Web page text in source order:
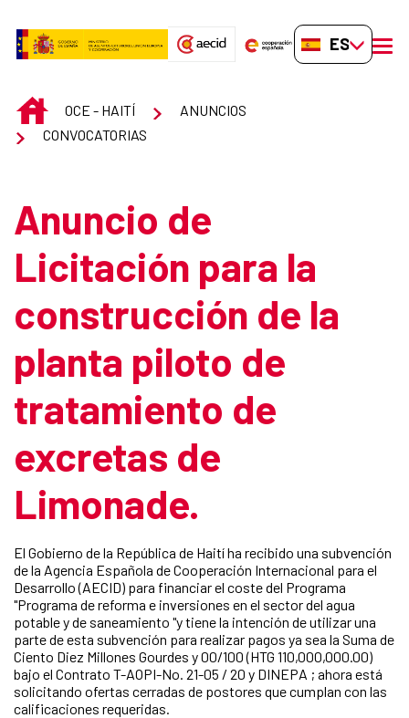
ES-ES
INICIOOCE - HAITÍ
ANUNCIOS
CONVOCATORIAS
Anuncio de
Licitación para la
construcción de la
planta piloto de
tratamiento de
excretas de
Limonade.
El Gobierno de la República de Haití ha recibido una subvención
de la Agencia Española de Cooperación Internacional para el
Desarrollo (AECID) para financiar el coste del Programa
"Programa de reforma e inversiones en el sector del agua
potable y de saneamiento "y tiene la intención de utilizar una
parte de esta subvención para realizar pagos ya sea la Suma de
Ciento Diez Millones Gourdes y 00/100 (HTG 110,000,000.00)
bajo el Contrato T-AOPI-No. 21-05 / 20 y DINEPA ; ahora está
solicitando ofertas cerradas de postores que cumplan con las
calificaciones requeridas.